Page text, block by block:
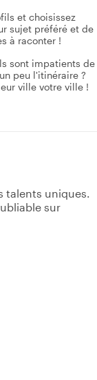
et choisissez
sujet préféré et de
à raconter !
sont impatients de
peu l'itinéraire ?
ville votre ville !
talents uniques.
sur